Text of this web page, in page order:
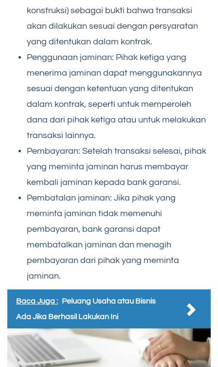
konstruksi) sebagai bukti bahwa transaksi
akan dilakukan sesuai dengan persyaratan
yang ditentukan dalam kontrak.
Penggunaan jaminan: Pihak ketiga yang
menerima jaminan dapat menggunakannya
sesuai dengan ketentuan yang ditentukan
dalam kontrak, seperti untuk memperoleh
dana dari pihak ketiga atau untuk melakukan
transaksi lainnya.
Pembayaran: Setelah transaksi selesai, pihak
yang meminta jaminan harus membayar
kembali jaminan kepada bank garansi.
Pembatalan jaminan: Jika pihak yang
meminta jaminan tidak memenuhi
pembayaran, bank garansi dapat
membatalkan jaminan dan menagih
pembayaran dari pihak yang meminta
jaminan.
Baca Juga : Peluang Usaha atau Bisnis
Ada Jika Berhasil Lakukan Ini